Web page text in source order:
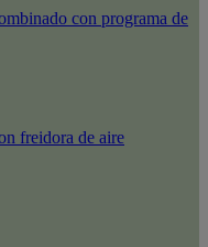
con programa de
freidora de aire